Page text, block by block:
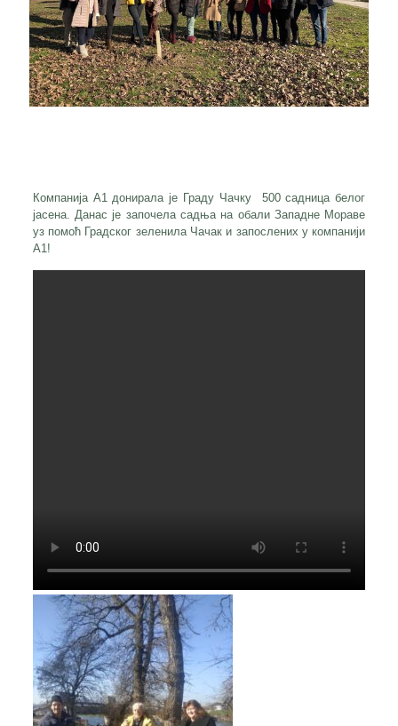
Компанија А1 донирала је Граду Чачку 500 садница белог
јасена. Данас је започела садња на обали Западне Мораве
уз помоћ Градског зеленила Чачак и запослених у компанији
А1!